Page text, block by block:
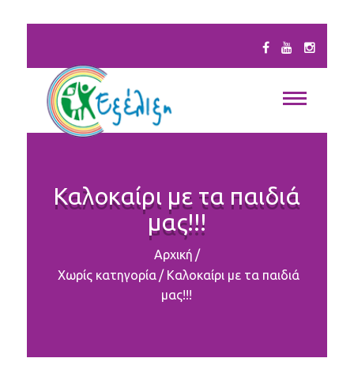
Καλοκαίρι με τα παιδιά
μας!!!
Αρχική /
Χωρίς κατηγορία /Καλοκαίρι με τα παιδιά
μας!!!